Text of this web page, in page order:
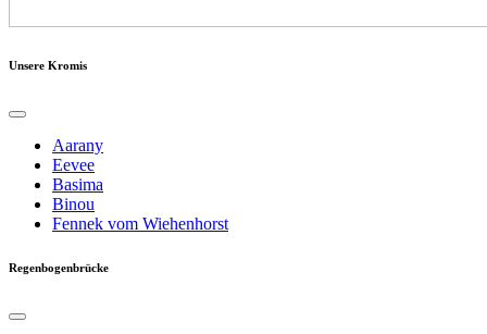
Unsere Kromis
Aarany
Eevee
Basima
Binou
Fennek vom Wiehenhorst
Regenbogenbrücke